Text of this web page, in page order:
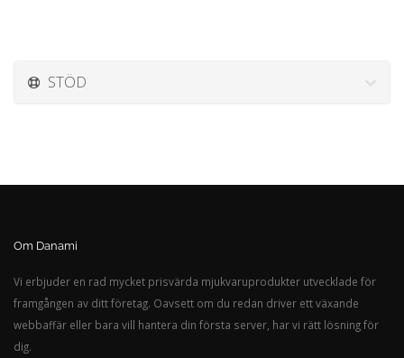
STÖD
Om Danami
Vi erbjuder en rad mycket prisvärda mjukvaruprodukter utvecklade för
framgången av ditt företag. Oavsett om du redan driver ett växande
webbaffär eller bara vill hantera din första server, har vi rätt lösning för
dig.